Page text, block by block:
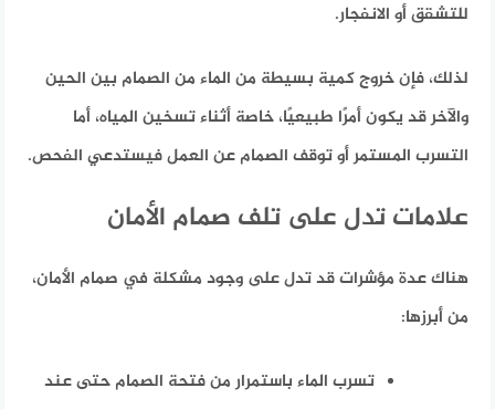
للتشقق أو الانفجار.
لذلك، فإن خروج كمية بسيطة من الماء من الصمام بين الحين
والآخر قد يكون أمرًا طبيعيًا، خاصة أثناء تسخين المياه، أما
التسرب المستمر أو توقف الصمام عن العمل فيستدعي الفحص.
علامات تدل على تلف صمام الأمان
هناك عدة مؤشرات قد تدل على وجود مشكلة في صمام الأمان،
من أبرزها:
تسرب الماء باستمرار من فتحة الصمام حتى عند